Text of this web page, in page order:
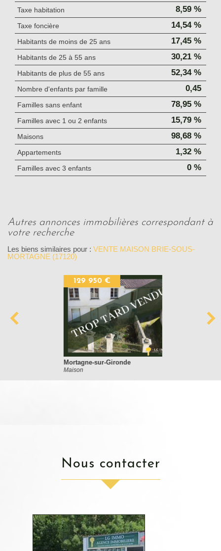
Taxe habitation 8,59 %
Taxe foncière 14,54 %
Habitants de moins de 25 ans 17,45 %
Habitants de 25 à 55 ans 30,21 %
Habitants de plus de 55 ans 52,34 %
Nombre d'enfants par famille 0,45
Familles sans enfant 78,95 %
Familles avec 1 ou 2 enfants 15,79 %
Maisons 98,68 %
Appartements 1,32 %
Familles avec 3 enfants 0 %
autres annonces immobilières correspondant à
votre recherche
Les biens similaires pour : VENTE MAISON BRIE-SOUS-
MORTAGNE (17120)
129 950 €
Mortagne-sur-Gironde
Maison
nous contacter